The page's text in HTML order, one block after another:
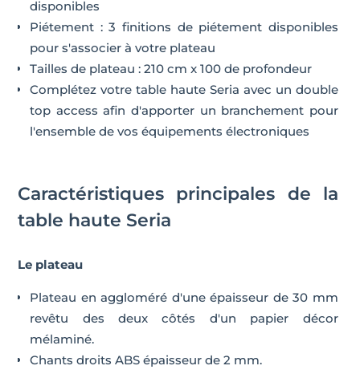
disponibles
Piétement : 3 finitions de piétement disponibles
pour s'associer à votre plateau
Tailles de plateau : 210 cm x 100 de profondeur
Complétez votre table haute Seria avec un double
top access afin d'apporter un branchement pour
l'ensemble de vos équipements électroniques
Caractéristiques principales de la
table haute Seria
Le plateau
Plateau en aggloméré d'une épaisseur de 30 mm
revêtu des deux côtés d'un papier décor
mélaminé.
Chants droits ABS épaisseur de 2 mm.